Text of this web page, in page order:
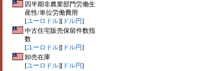
四半期非農業部門労働生
産性/単位労働費用
[ユーロドル][ ドル円]
中古住宅販売保留件数指
数
[ユーロドル][ ドル円]
卸売在庫
[ユーロドル][ ドル円]